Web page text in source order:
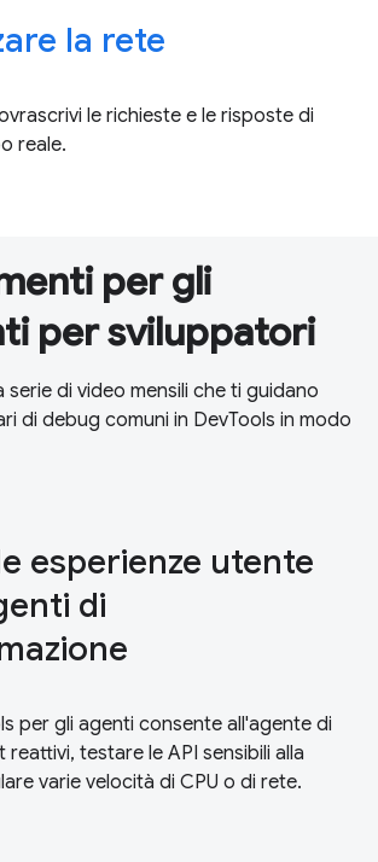
la rete
le richieste e le risposte di
reale.
per gli
per sviluppatori
serie di video mensili che ti guidano
di debug comuni in DevTools in modo
esperienze utente
di
per gli agenti consente all'agente di
reattivi, testare le API sensibili alla
varie velocità di CPU o di rete.